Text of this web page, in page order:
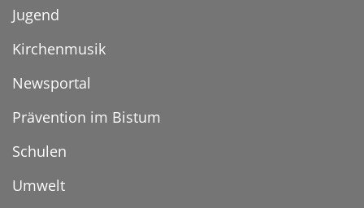
Jugend
Kirchenmusik
Newsportal
Prävention im Bistum
Schulen
Umwelt